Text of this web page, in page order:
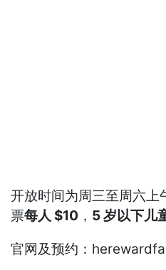
开放时间为周三至周六上
票每人 $10 ， 5 岁以下儿
官网及预约：